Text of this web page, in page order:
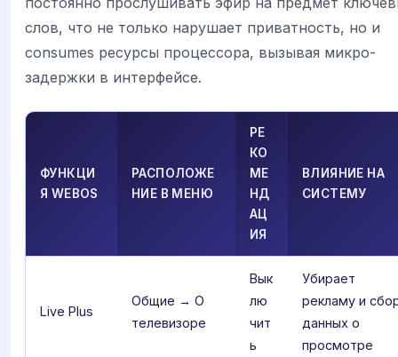
слов, что не только нарушает приватность, но и
consumes ресурсы процессора, вызывая микро-
задержки в интерфейсе.
ФУНКЦИ
Я WEBOS
РАСПОЛОЖЕ
НИЕ В МЕНЮ
РЕ
КО
МЕ
НД
АЦ
ИЯ
ВЛИЯНИЕ НА
СИСТЕМУ
Live Plus
Общие → О
телевизоре
Вык
лю
чит
ь
Убирает
рекламу и
данных о
просмотре